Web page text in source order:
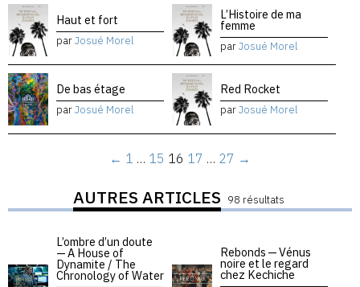
Haut et fort
parJosué Morel
L’Histoire de ma
femme
parJosué Morel
De bas étage
parJosué Morel
Red Rocket
parJosué Morel
← 1 … 15 16 17 … 27 →
AUTRES ARTICLES 98 résultats
L’ombre d’un doute
— A House of
Dynamite / The
Chronology of Water
Rebonds — Vénus
noire et le regard
chez Kechiche